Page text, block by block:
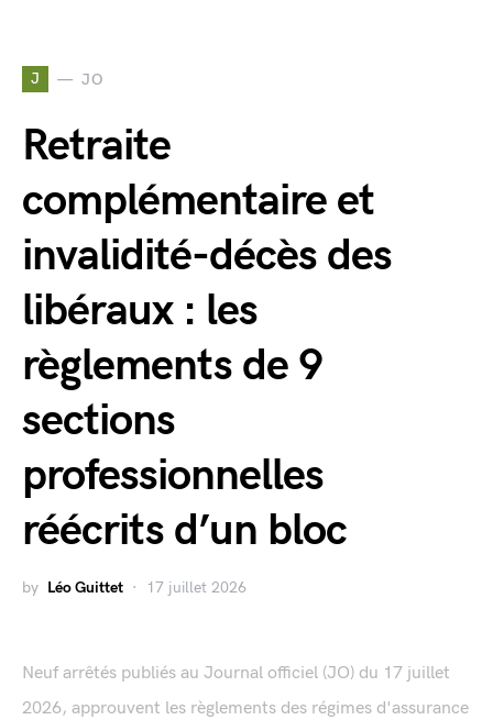
J JO
Retraite
complémentaire et
invalidité-décès des
libéraux : les
règlements de 9
sections
professionnelles
réécrits d’un bloc
by Léo Guittet 17 juillet 2026
Neuf arrêtés publiés au Journal officiel (JO) du 17 juillet
2026, approuvent les règlements des régimes d'assurance